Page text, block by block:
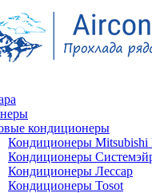
кондиционеры
Кондиционеры Mitsubishi
Кондиционеры
Кондиционеры Лессар
Кондиционеры Tosot